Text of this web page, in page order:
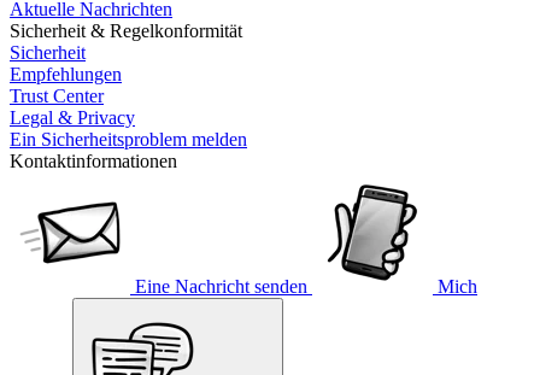
Aktuelle Nachrichten
Sicherheit & Regelkonformität
Sicherheit
Empfehlungen
Trust Center
Legal & Privacy
Ein Sicherheitsproblem melden
Kontaktinformationen
Eine Nachricht senden Mich